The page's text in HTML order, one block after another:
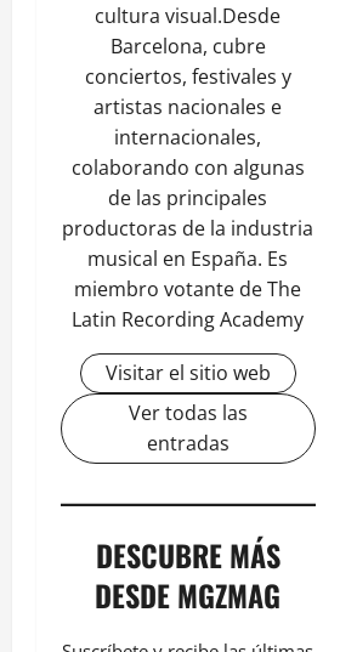
cultura visual.Desde
Barcelona, cubre
conciertos, festivales y
artistas nacionales e
internacionales,
colaborando con algunas
de las principales
productoras de la industria
musical en España. Es
miembro votante de The
Latin Recording Academy
Visitar el sitio web
Ver todas las
entradas
DESCUBRE MÁS
DESDE MGZMAG